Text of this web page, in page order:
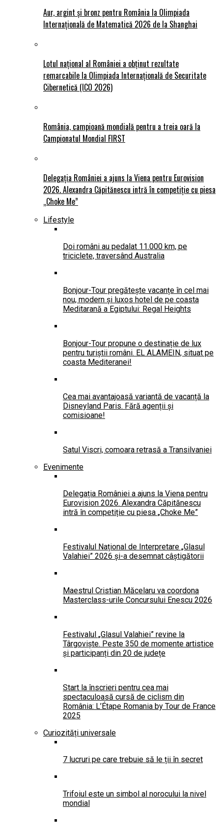
Aur, argint și bronz pentru România la Olimpiada
Internațională de Matematică 2026 de la Shanghai
Lotul național al României a obținut rezultate
remarcabile la Olimpiada Internațională de Securitate
Cibernetică (ICO 2026)
România, campioană mondială pentru a treia oară la
Campionatul Mondial FIRST
Delegația României a ajuns la Viena pentru Eurovision
2026. Alexandra Căpitănescu intră în competiție cu piesa
„Choke Me”
Lifestyle
Doi români au pedalat 11.000 km, pe
triciclete, traversând Australia
Bonjour-Tour pregătește vacanțe în cel mai
nou, modern și luxos hotel de pe coasta
Meditarană a Egiptului: Regal Heights
Bonjour-Tour propune o destinație de lux
pentru turiștii români. EL ALAMEIN, situat pe
coasta Mediteranei!
Cea mai avantajoasă variantă de vacanță la
Disneyland Paris. Fără agenții și
comisioane!
Satul Viscri, comoara retrasă a Transilvaniei
Evenimente
Delegația României a ajuns la Viena pentru
Eurovision 2026. Alexandra Căpitănescu
intră în competiție cu piesa „Choke Me”
Festivalul Național de Interpretare „Glasul
Valahiei” 2026 și-a desemnat câștigătorii
Maestrul Cristian Măcelaru va coordona
Masterclass-urile Concursului Enescu 2026
Festivalul „Glasul Valahiei” revine la
Târgoviște. Peste 350 de momente artistice
și participanți din 20 de județe
Start la înscrieri pentru cea mai
spectaculoasă cursă de ciclism din
România: L’Étape Romania by Tour de France
2025
Curiozități universale
7 lucruri pe care trebuie să le ții în secret
Trifoiul este un simbol al norocului la nivel
mondial